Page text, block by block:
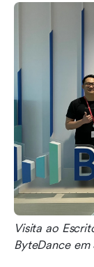
Visita ao
ByteDance em